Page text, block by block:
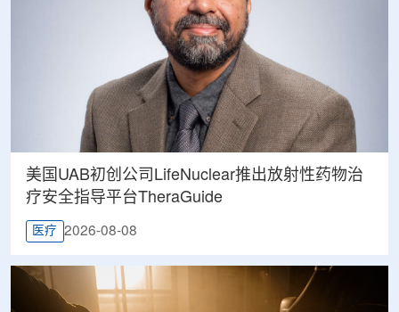
美国UAB初创公司LifeNuclear推出放射性药物治
疗安全指导平台TheraGuide
医疗 2026-08-08